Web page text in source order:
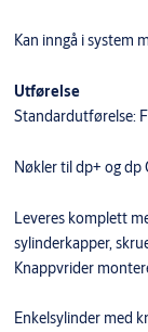
Kan inngå i system
Utførelse
Standardutførelse:
Nøkler til dp+ og dp
Leveres komplett
sylinderkapper,
Knappvrider
Enkelsylinder med